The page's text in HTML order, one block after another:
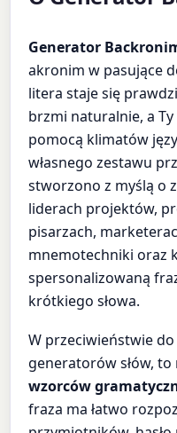
Generator
akronim w pasujące
litera staje się
brzmi naturalnie, a
pomocą klimatów
własnego zestawu
stworzono z myślą o
liderach projektów,
pisarzach,
mnemotechniki oraz
spersonalizowaną
krótkiego słowa.
W przeciwieństwie
generatorów słów,
wzorców
fraza ma łatwo